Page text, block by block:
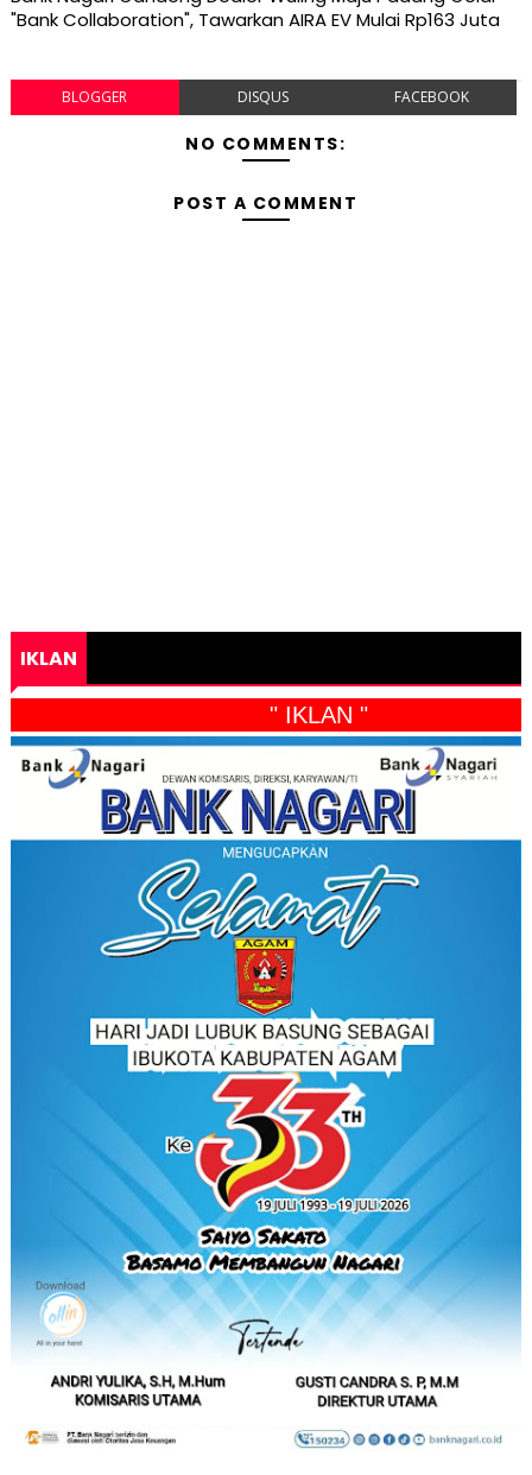
"Bank Collaboration", Tawarkan AIRA EV Mulai Rp163 Juta
BLOGGER DISQUS FACEBOOK
NO COMMENTS:
POST A COMMENT
IKLAN
" IKLAN "